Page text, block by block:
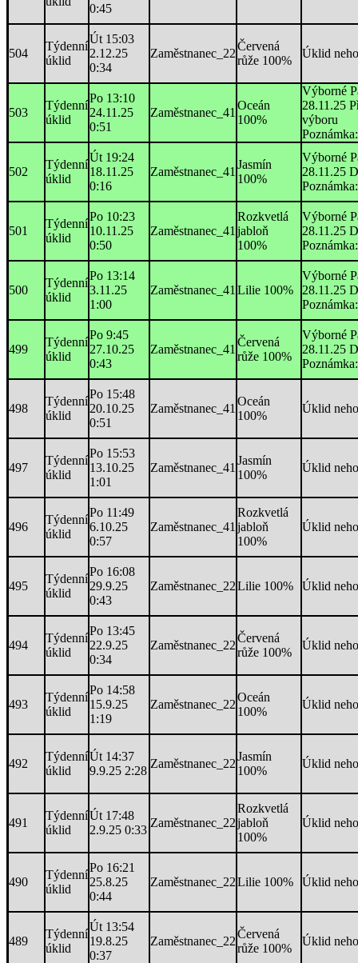
0:45
504
Týdenní
úklid
Út 15:03
2.12.25
0:34
Zaměstnanec_22
Červená
růže 100%
Úklid
503
Týdenní
úklid
Po 13:10
24.11.25
0:51
Zaměstnanec_41
Oceán
100%
Výborné
28.11.25
výboru
502
Týdenní
úklid
Út 19:24
18.11.25
0:16
Zaměstnanec_41
Jasmín
100%
Výborné
28.11.25
501
Týdenní
úklid
Po 10:23
10.11.25
0:50
Zaměstnanec_41
Rozkvetlá
jabloň
100%
Výborné
28.11.25
500
Týdenní
úklid
Po 13:14
3.11.25
1:00
Zaměstnanec_41 Lilie 100%
Výborné
28.11.25
499
Týdenní
úklid
Po 9:45
27.10.25
0:43
Zaměstnanec_41
Červená
růže 100%
Výborné
28.11.25
498
Týdenní
úklid
Po 15:48
20.10.25
0:51
Zaměstnanec_41
Oceán
100%
Úklid
497
Týdenní
úklid
Po 15:53
13.10.25
1:01
Zaměstnanec_41
Jasmín
100%
Úklid
496
Týdenní
úklid
Po 11:49
6.10.25
0:57
Zaměstnanec_41
Rozkvetlá
jabloň
100%
Úklid
495
Týdenní
úklid
Po 16:08
29.9.25
0:43
Zaměstnanec_22Lilie 100% Úklid
494
Týdenní
úklid
Po 13:45
22.9.25
0:34
Zaměstnanec_22
Červená
růže 100%
Úklid
493
Týdenní
úklid
Po 14:58
15.9.25
1:19
Zaměstnanec_22
Oceán
100%
Úklid
492
Týdenní
úklid
Út 14:37
9.9.25 2:28
Zaměstnanec_22
Jasmín
100%
Úklid
491
Týdenní
úklid
Út 17:48
2.9.25 0:33
Zaměstnanec_22
Rozkvetlá
jabloň
100%
Úklid
490
Týdenní
úklid
Po 16:21
25.8.25
0:44
Zaměstnanec_22Lilie 100% Úklid
489
Týdenní
úklid
Út 13:54
19.8.25
0:37
Zaměstnanec_22
Červená
růže 100%
Úklid